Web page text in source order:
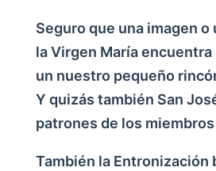
Seguro que una imagen o
la Virgen María encuentra
un nuestro pequeño
Y quizás también San
patrones de los
También la Entronización